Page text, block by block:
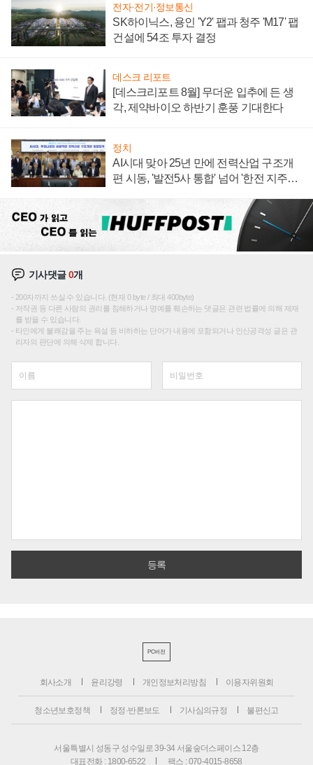
전자·전기·정보통신
SK하이닉스, 용인 'Y2' 팹과 청주 'M17' 팹
건설에 54조 투자 결정
데스크 리포트
[데스크리포트 8월] 무더운 입추에 든 생
각, 제약바이오 하반기 훈풍 기대한다
정치
AI시대 맞아 25년 만에 전력산업 구조개
편 시동, '발전5사 통합' 넘어 '한전 지주사'
기사댓글0개
200자까지 쓰실 수 있습니다. (현재 0 byte / 최대 400byte)
저작권 등 다른 사람의 권리를 침해하거나 명예를 훼손하는 댓글은 관련 법률에 의해 제재
를 받을 수 있습니다.
타인에게 불쾌감을 주는 욕설 등 비하하는 단어가 내용에 포함되거나 인신공격성 글은 관
리자의 판단에 의해 삭제 합니다.
PC버전
회사소개 윤리강령 개인정보처리방침 이용자위원회
청소년보호정책 정정·반론보도 기사심의규정 불편신고
서울특별시 성동구 성수일로 39-34 서울숲더스페이스 12층
대표전화 : 1800-6522
팩스 : 070-4015-8658